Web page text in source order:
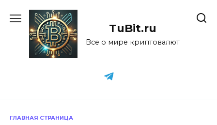
содержанию
TuBit.ru
Все о мире криптовалют
ГЛАВНАЯ СТРАНИЦА